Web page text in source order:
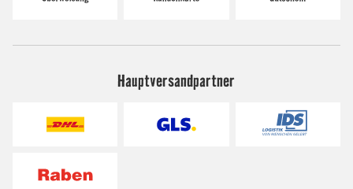
Hauptversandpartner